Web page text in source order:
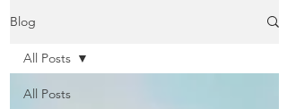
Blog
All Posts
All Posts